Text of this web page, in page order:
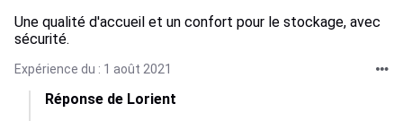
Une qualité d'accueil et un confort pour le stockage, avec
sécurité.
Expérience du : 1 août 2021
Réponse de Lorient